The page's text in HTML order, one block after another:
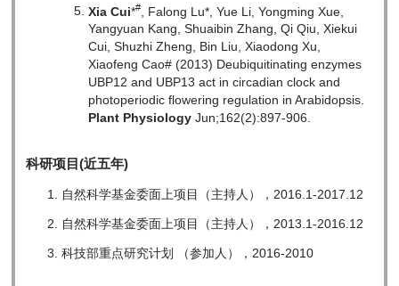
Xia Cui*#
, Falong Lu*, Yue Li, Yongming Xue,
Yangyuan Kang, Shuaibin Zhang, Qi Qiu, Xiekui
Cui, Shuzhi Zheng, Bin Liu, Xiaodong Xu,
Xiaofeng Cao# (2013) Deubiquitinating enzymes
UBP12 and UBP13 act in circadian clock and
photoperiodic flowering regulation in Arabidopsis.
Plant Physiology Jun;162(2):897-906.
科研项目(近五年)
自然科学基金委面上项目（主持人），2016.1-2017.12
自然科学基金委面上项目（主持人），2013.1-2016.12
科技部重点研究计划 （参加人），2016-2010